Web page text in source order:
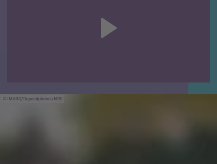
IMAGO/Depositphotos/NTB